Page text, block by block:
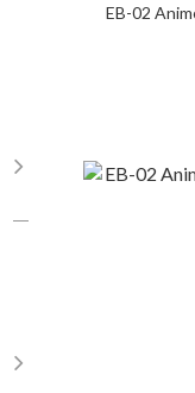
EB-02